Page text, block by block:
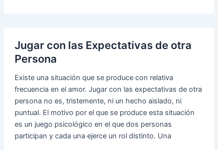
Indiferencia
como
Técnica
de
Jugar con las Expectativas de otra
Persona
Existe una situación que se produce con relativa
frecuencia en el amor. Jugar con las expectativas de otra
persona no es, tristemente, ni un hecho aislado, ni
puntual. El motivo por el que se produce esta situación
es un juego psicológico en el que dos personas
participan y cada una ejerce un rol distinto. Una